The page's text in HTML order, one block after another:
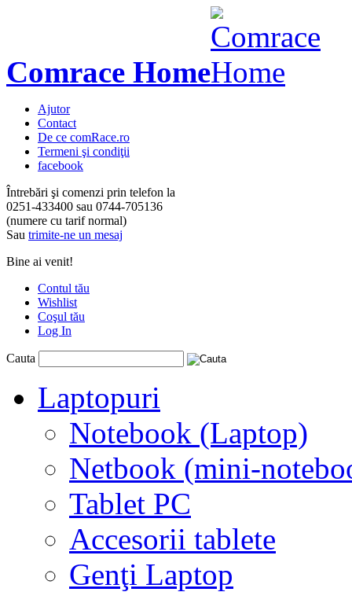
Comrace Home
Ajutor
Contact
De ce comRace.ro
Termeni şi condiţii
facebook
Întrebări şi comenzi prin telefon la
0251-433400 sau 0744-705136
(numere cu tarif normal)
Sau trimite-ne un mesaj
Bine ai venit!
Contul tău
Wishlist
Coşul tău
Log In
Cauta
Laptopuri
Notebook (Laptop)
Netbook (mini-
Tablet PC
Accesorii tablete
Genţi Laptop